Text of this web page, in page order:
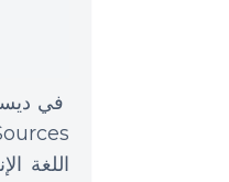
في
اللغة